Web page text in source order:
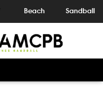
Beach Sandball